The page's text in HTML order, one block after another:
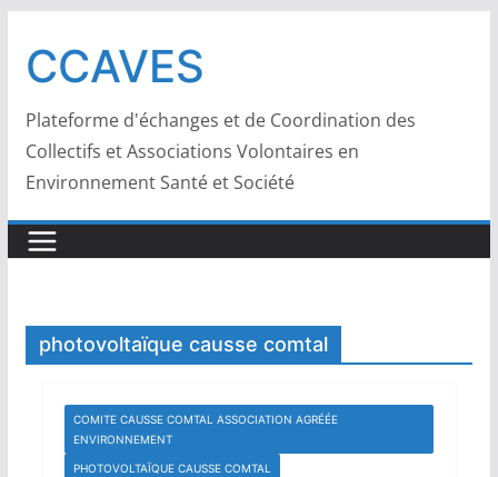
contenu
CCAVES
Plateforme d'échanges et de Coordination des
Collectifs et Associations Volontaires en
Environnement Santé et Société
photovoltaïque causse comtal
COMITE CAUSSE COMTAL ASSOCIATION AGRÉÉE
ENVIRONNEMENT
PHOTOVOLTAÏQUE CAUSSE COMTAL